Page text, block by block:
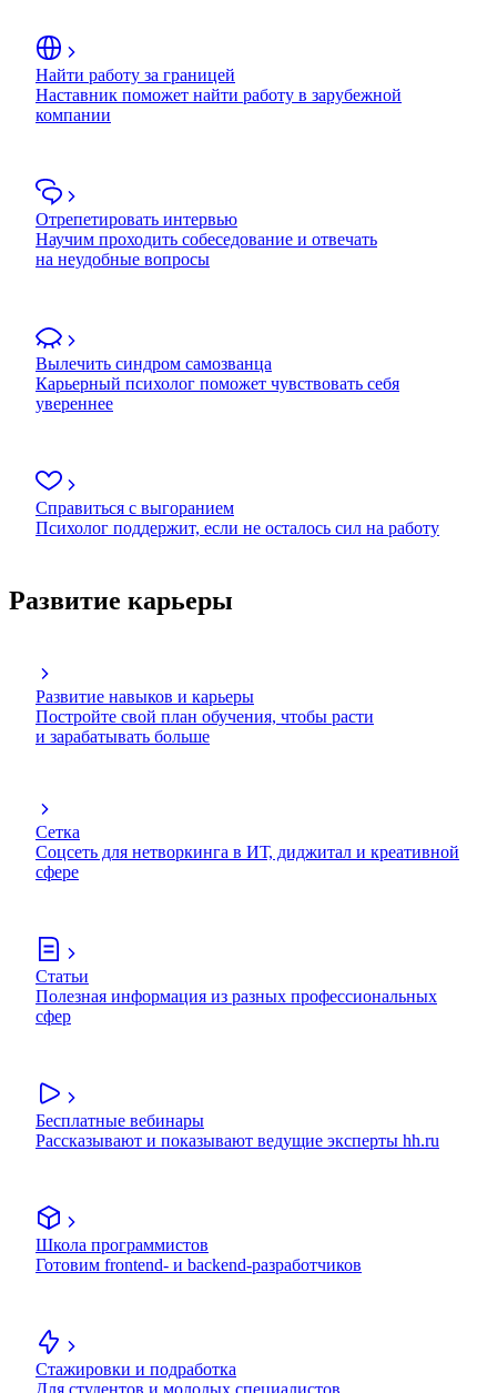
Найти работу за границей
Наставник поможет найти работу в зарубежной
компании
Отрепетировать интервью
Научим проходить собеседование и отвечать
на неудобные вопросы
Вылечить синдром самозванца
Карьерный психолог поможет чувствовать себя
увереннее
Справиться с выгоранием
Психолог поддержит, если не осталось сил на работу
Развитие карьеры
Развитие навыков и карьеры
Постройте свой план обучения, чтобы расти
и зарабатывать больше
Сетка
Соцсеть для нетворкинга в ИТ, диджитал и креативной
сфере
Статьи
Полезная информация из разных профессиональных
сфер
Бесплатные вебинары
Рассказывают и показывают ведущие эксперты hh.ru
Школа программистов
Готовим frontend- и backend-разработчиков
Стажировки и подработка